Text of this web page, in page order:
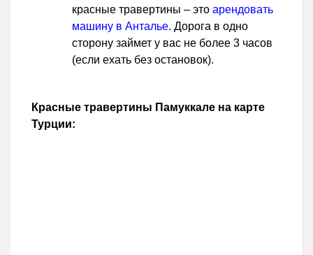
красные травертины – это арендовать
машину в Анталье. Дорога в одно
сторону займет у вас не более 3 часов
(если ехать без остановок).
Красные травертины Памуккале на карте
Турции: